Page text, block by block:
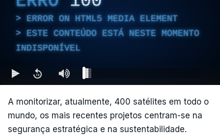
ERROR ON HTML5 MEDIA ELEMENT
ESTE CONTEÚDO ESTÁ NESTE MOMENTO
INDISPONÍVEL
A monitorizar, atualmente, 400 satélites em todo o
mundo, os mais recentes projetos centram-se na
segurança estratégica e na sustentabilidade.